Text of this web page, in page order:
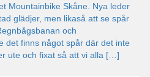
Mountainbike Skåne. Nya leder
glädjer, men likaså att se spår
och
det finns något spår där det inte
ute och fixat så att vi alla […]